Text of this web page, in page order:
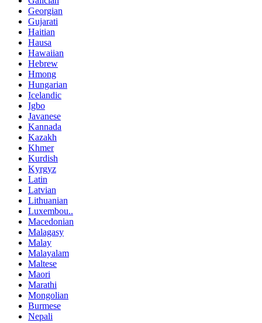
Georgian
Gujarati
Haitian
Hausa
Hawaiian
Hebrew
Hmong
Hungarian
Icelandic
Igbo
Javanese
Kannada
Kazakh
Khmer
Kurdish
Kyrgyz
Latin
Latvian
Lithuanian
Luxembou..
Macedonian
Malagasy
Malay
Malayalam
Maltese
Maori
Marathi
Mongolian
Burmese
Nepali